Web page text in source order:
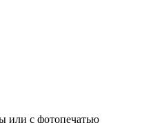
или с фотопечатью